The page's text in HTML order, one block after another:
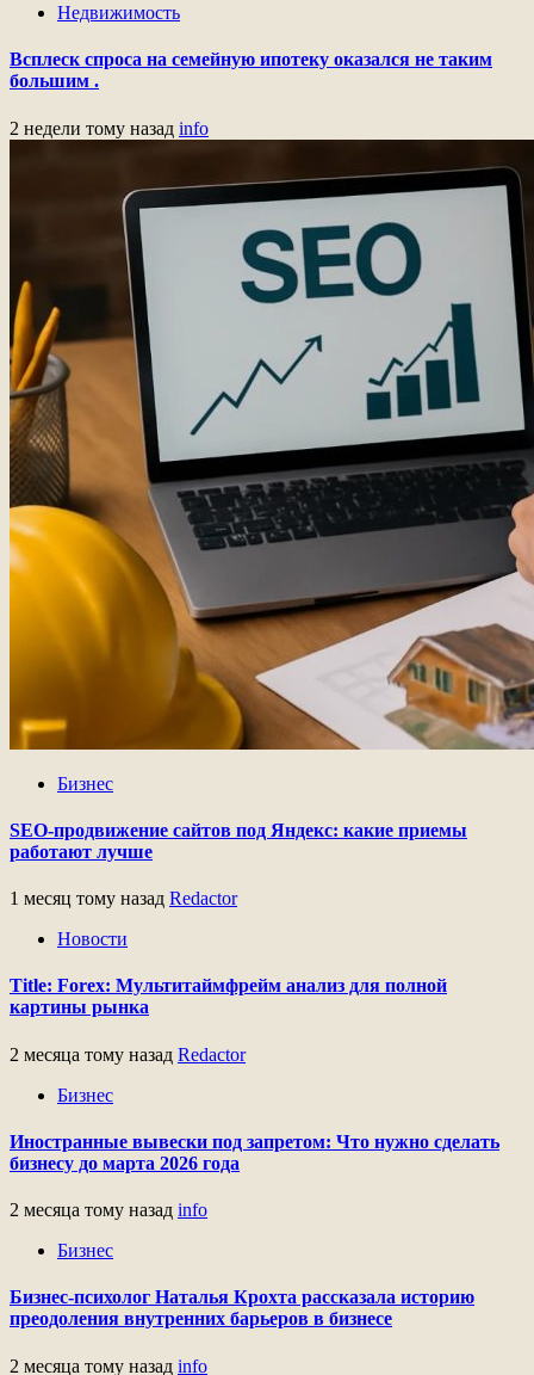
Недвижимость
Всплеск спроса на семейную ипотеку оказался не таким
большим .
2 недели тому назад info
Бизнес
SEO-продвижение сайтов под Яндекс: какие приемы
работают лучше
1 месяц тому назад Redactor
Новости
Title: Forex: Мультитаймфрейм анализ для полной
картины рынка
2 месяца тому назад Redactor
Бизнес
Иностранные вывески под запретом: Что нужно сделать
бизнесу до марта 2026 года
2 месяца тому назад info
Бизнес
Бизнес-психолог Наталья Крохта рассказала историю
преодоления внутренних барьеров в бизнесе
2 месяца тому назад info